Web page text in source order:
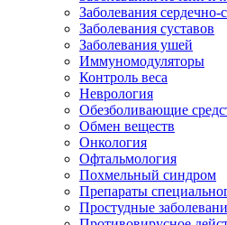
Заболевания
Заболевания суставов
Заболевания ушей
Иммуномодуляторы
Контроль веса
Неврология
Обезболивающие
Обмен веществ
Онкология
Офтальмология
Похмельный синдром
Препараты
Простудные